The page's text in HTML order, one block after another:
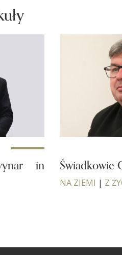
in Świadkowie
NA ZIEMI | Z